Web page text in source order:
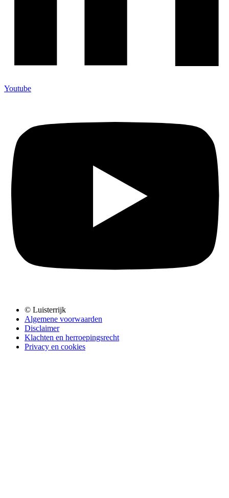
Youtube
© Luisterrijk
Algemene voorwaarden
Disclaimer
Klachten en herroepingsrecht
Privacy en cookies